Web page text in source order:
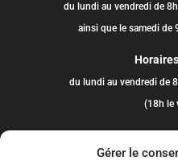
Gérer le
du lundi au vendredi de
ainsi que le samedi de
du lundi au vendredi de
(18h le